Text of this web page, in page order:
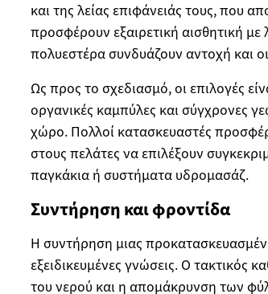
και της λείας επιφάνειάς τους, που
προσφέρουν εξαιρετική αισθητική
πολυεστέρα συνδυάζουν αντοχή και
Ως προς το σχεδιασμό, οι επιλογές
οργανικές καμπύλες και σύγχρονες
χώρο. Πολλοί κατασκευαστές
στους πελάτες να επιλέξουν
παγκάκια ή συστήματα υδρομασάζ.
Συντήρηση και φροντίδα
Η συντήρηση μιας
εξειδικευμένες γνώσεις. Ο τακτικός
του νερού και η απομάκρυνση των